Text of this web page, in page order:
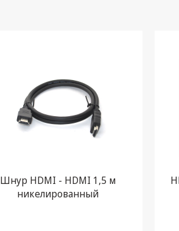
Шнур HDMI - HDMI 1,5 м
никелированный